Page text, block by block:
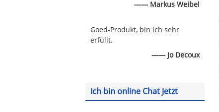
—— Markus Weibel
Goed-Produkt, bin ich sehr
erfüllt.
—— Jo Decoux
Ich bin online Chat Jetzt